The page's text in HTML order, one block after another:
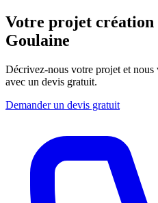
Votre projet
Goulaine
Décrivez-nous votre projet et nous
avec un devis gratuit.
Demander un devis gratuit